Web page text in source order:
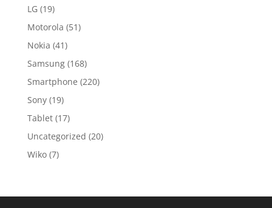
LG (19)
Motorola (51)
Nokia (41)
Samsung (168)
Smartphone (220)
Sony (19)
Tablet (17)
Uncategorized (20)
Wiko (7)